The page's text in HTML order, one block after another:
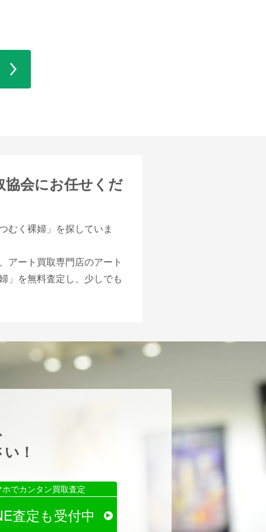
協会にお任せくだ
むく裸婦」を探していま
アート買取専門店のアート
」を無料査定し、少しでも
！
ホでカンタン買取査定
査定も受付中